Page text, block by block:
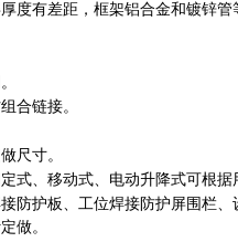
度有差距，框架铝合金和镀锌管
合链接。
尺寸。
式、移动式、电动升降式可根据
防护板、工位焊接防护屏围栏
做。